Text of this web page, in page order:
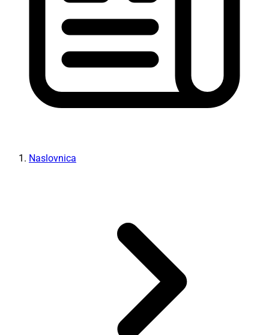
Naslovnica